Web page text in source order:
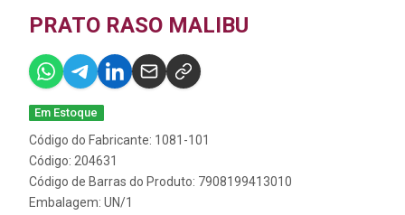
PRATO RASO MALIBU
Em Estoque
Código do Fabricante: 1081-101
Código: 204631
Código de Barras do Produto: 7908199413010
Embalagem: UN/1